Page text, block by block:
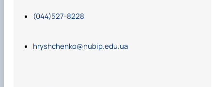
(044)527-8228
hryshchenko@nubip.edu.ua